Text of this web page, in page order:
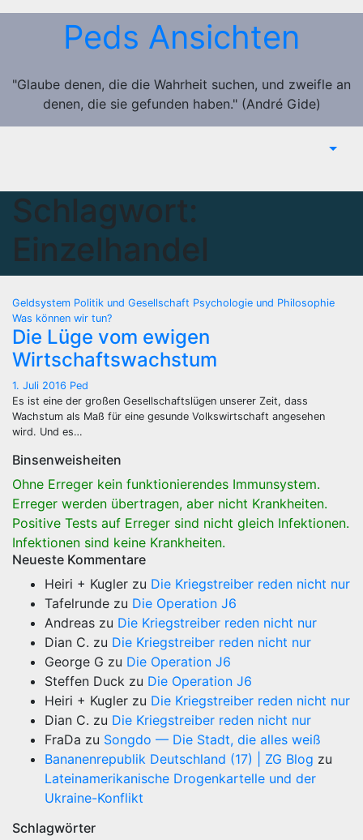
Zum
Peds Ansichten
"Glaube denen, die die Wahrheit suchen, und zweifle an
denen, die sie gefunden haben." (André Gide)
Schlagwort:
Einzelhandel
Geldsystem Politik und Gesellschaft Psychologie und Philosophie
Was können wir tun?
Die Lüge vom ewigen
Wirtschaftswachstum
1. Juli 2016 Ped
Es ist eine der großen Gesellschaftslügen unserer Zeit, dass
Wachstum als Maß für eine gesunde Volkswirtschaft angesehen
wird. Und es…
Binsenweisheiten
Ohne Erreger kein funktionierendes Immunsystem.
Erreger werden übertragen, aber nicht Krankheiten.
Positive Tests auf Erreger sind nicht gleich Infektionen.
Infektionen sind keine Krankheiten.
Neueste Kommentare
Heiri + Kugler zu Die Kriegstreiber reden nicht nur
Tafelrunde zu Die Operation J6
Andreas zu Die Kriegstreiber reden nicht nur
Dian C. zu Die Kriegstreiber reden nicht nur
George G zu Die Operation J6
Steffen Duck zu Die Operation J6
Heiri + Kugler zu Die Kriegstreiber reden nicht nur
Dian C. zu Die Kriegstreiber reden nicht nur
FraDa zu Songdo — Die Stadt, die alles weiß
Bananenrepublik Deutschland (17) | ZG Blog zu
Lateinamerikanische Drogenkartelle und der
Ukraine-Konflikt
Schlagwörter